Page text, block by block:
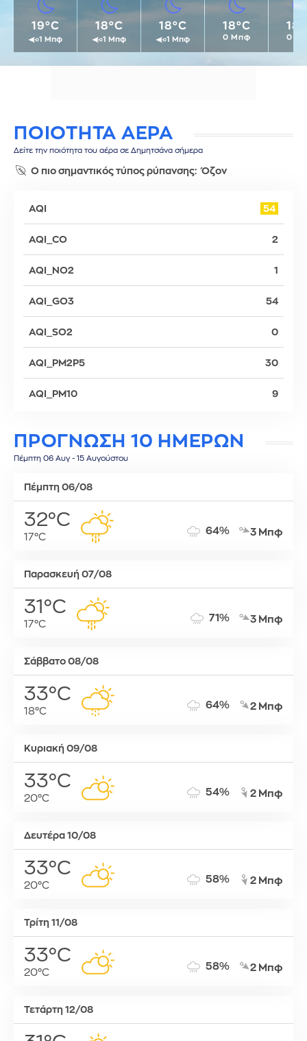
19°C
1 Μπφ
18°C
1 Μπφ
18°C
1 Μπφ
18°C
0 Μπφ 0
ΠΟΙΟΤΗΤΑ ΑΕΡΑ
Δείτε την ποιότητα του αέρα σε Δημητσάνα σήμερα
Ο πιο σημαντικός τύπος ρύπανσης: Όζον
AQI 54
AQI_CO 2
AQI_NO2 1
AQI_GO3 54
AQI_SO2 0
AQI_PM2P5 30
AQI_PM10 9
ΠΡΟΓΝΩΣΗ 10 ΗΜΕΡΩΝ
Πέμπτη 06 Αυγ - 15 Αυγούστου
Πέμπτη 06/08
32°C
17°C
64% 3 Μπφ
Παρασκευή 07/08
31°C
17°C
71% 3 Μπφ
Σάββατο 08/08
33°C
18°C
64% 2 Μπφ
Κυριακή 09/08
33°C
20°C
54% 2 Μπφ
Δευτέρα 10/08
33°C
20°C
58% 2 Μπφ
Τρίτη 11/08
33°C
20°C
58% 2 Μπφ
Τετάρτη 12/08